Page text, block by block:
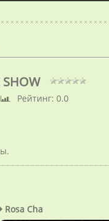
Рейтинг: 0.0
Rosa Cha